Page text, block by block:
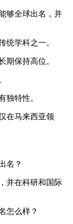
够全球出名，并
学科之一。
保持高位。
特性。
在马来西亚领
名？
并在科研和国际
怎么样？